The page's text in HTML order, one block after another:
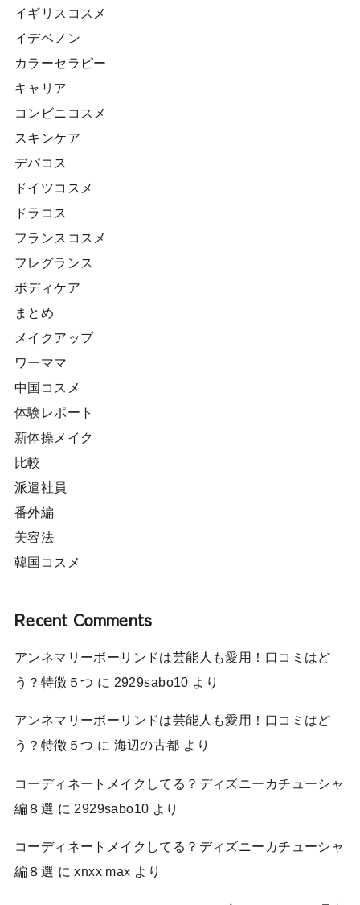
イギリスコスメ
イデベノン
カラーセラピー
キャリア
コンビニコスメ
スキンケア
デパコス
ドイツコスメ
ドラコス
フランスコスメ
フレグランス
ボディケア
まとめ
メイクアップ
ワーママ
中国コスメ
体験レポート
新体操メイク
比較
派遣社員
番外編
美容法
韓国コスメ
Recent Comments
アンネマリーボーリンドは芸能人も愛用！口コミはど
う？特徴５つ に 2929sabo10 より
アンネマリーボーリンドは芸能人も愛用！口コミはど
う？特徴５つ に 海辺の古都 より
コーディネートメイクしてる？ディズニーカチューシャ
編８選 に 2929sabo10 より
コーディネートメイクしてる？ディズニーカチューシャ
編８選 にxnxx max より